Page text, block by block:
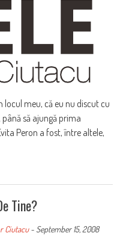
locul meu, că eu nu discut cu
să ajungă prima
Peron a fost, între altele,
Tine?
Ciutacu- September 15, 2008